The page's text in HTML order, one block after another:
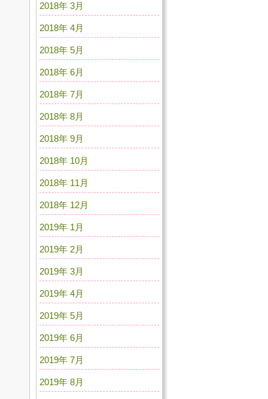
2018年 3月
2018年 4月
2018年 5月
2018年 6月
2018年 7月
2018年 8月
2018年 9月
2018年 10月
2018年 11月
2018年 12月
2019年 1月
2019年 2月
2019年 3月
2019年 4月
2019年 5月
2019年 6月
2019年 7月
2019年 8月